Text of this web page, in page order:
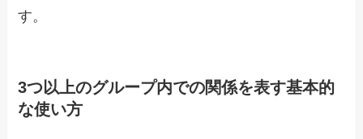
す。
3つ以上のグループ内での関係を表す基本的
な使い方